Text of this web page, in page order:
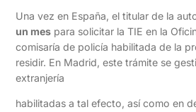
Una vez en España, el titular de la
un mes para solicitar la TIE en la
comisaría de policía habilitada de la
residir. En Madrid, este trámite se
extranjería
habilitadas a tal efecto, así como en